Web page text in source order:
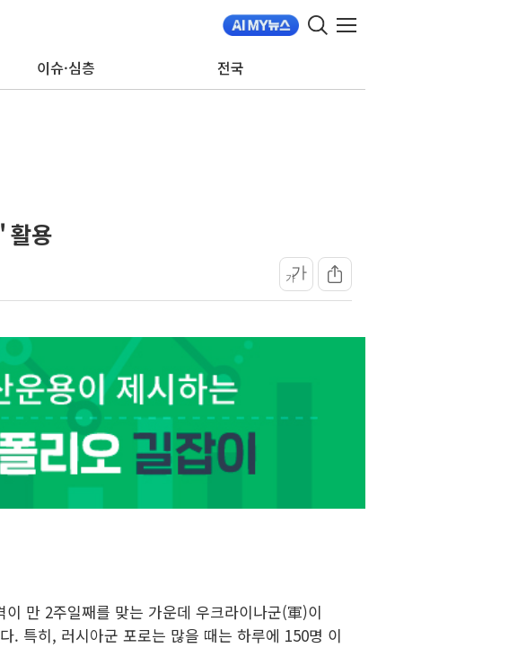
이슈·심층 전국
활용
가가
만 2주일째를 맞는 가운데 우크라이나군(軍)이
. 특히, 러시아군 포로는 많을 때는 하루에 150명 이